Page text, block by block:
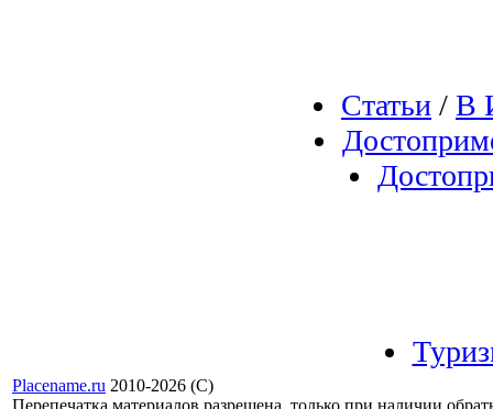
Статьи / В
Placename.ru 2010-2026 (С)
Перепечатка материалов разрешена, только при наличии